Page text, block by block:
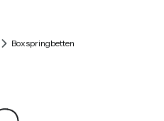
0. Details anzeigen
Boxspringbetten